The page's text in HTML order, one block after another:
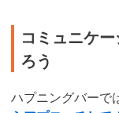
コミュニケ
ろう
ハプニングバーで